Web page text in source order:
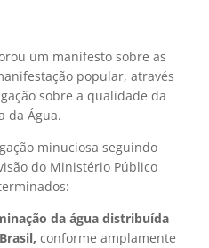
um manifesto sobre as
popular, através
sobre a qualidade da
da Água.
minuciosa seguindo
do Ministério Público
da água distribuída
conforme amplamente